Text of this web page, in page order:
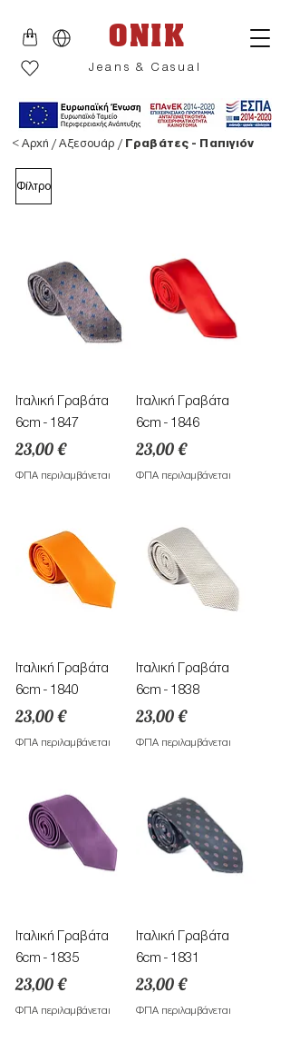
ONIK
Jeans & Casual
< Αρχή /Αξεσουάρ / Γραβάτες - Παπιγιόν
Φίλτρο
Ιταλική Γραβάτα
6cm - 1847
Τιμή
23,00 €
ΦΠΑ περιλαμβάνεται
Ιταλική Γραβάτα
6cm - 1846
Τιμή
23,00 €
ΦΠΑ περιλαμβάνεται
Ιταλική Γραβάτα
6cm - 1840
Τιμή
23,00 €
ΦΠΑ περιλαμβάνεται
Ιταλική Γραβάτα
6cm - 1838
Τιμή
23,00 €
ΦΠΑ περιλαμβάνεται
Ιταλική Γραβάτα
6cm - 1835
Τιμή
23,00 €
ΦΠΑ περιλαμβάνεται
Ιταλική Γραβάτα
6cm - 1831
Τιμή
23,00 €
ΦΠΑ περιλαμβάνεται